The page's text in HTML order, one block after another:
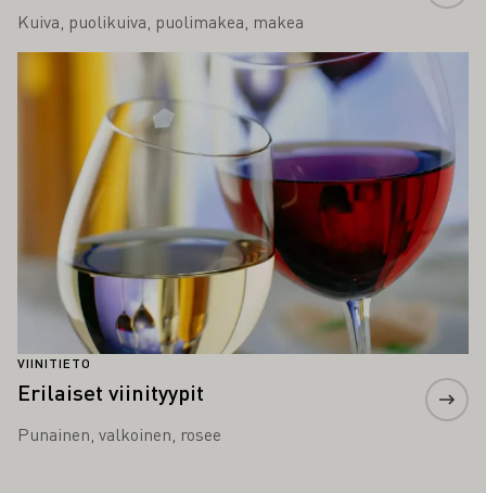
Kuiva, puolikuiva, puolimakea, makea
VIINITIETO
Erilaiset viinityypit
Punainen, valkoinen, rosee